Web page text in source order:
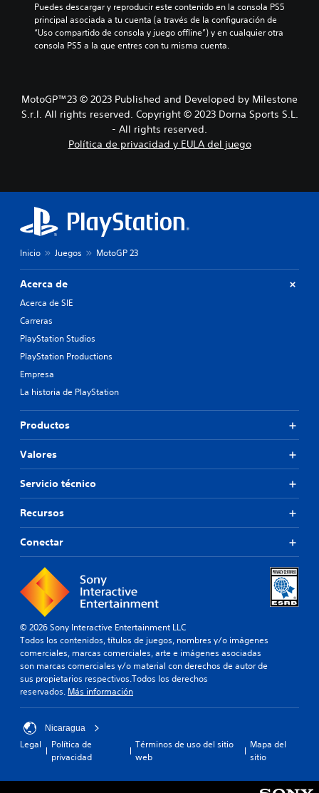
Puedes descargar y reproducir este contenido en la consola PS5
principal asociada a tu cuenta (a través de la configuración de
“Uso compartido de consola y juego offline”) y en cualquier otra
consola PS5 a la que entres con tu misma cuenta.
MotoGP™23 © 2023 Published and Developed by Milestone
S.r.l. All rights reserved. Copyright © 2023 Dorna Sports S.L.
- All rights reserved.
Política de privacidad y EULA del juego
Inicio Juegos MotoGP 23
Acerca de
Acerca de SIE
Carreras
PlayStation Studios
PlayStation Productions
Empresa
La historia de PlayStation
Productos
Valores
Servicio técnico
Recursos
Conectar
© 2026 Sony Interactive Entertainment LLC
Todos los contenidos, títulos de juegos, nombres y/o imágenes
comerciales, marcas comerciales, arte e imágenes asociadas
son marcas comerciales y/o material con derechos de autor de
sus propietarios respectivos.Todos los derechos
reservados. Más información
Nicaragua
Legal
Política de
privacidad
Términos de uso del sitio
web
Mapa del
sitio